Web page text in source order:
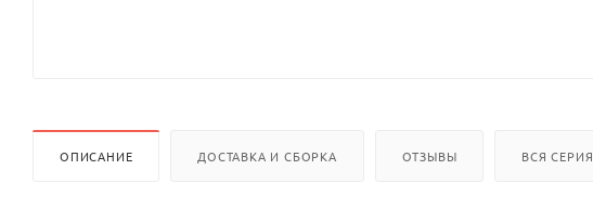
ОПИСАНИЕ ДОСТАВКА И СБОРКА ОТЗЫВЫ ВСЯ СЕРИЯ